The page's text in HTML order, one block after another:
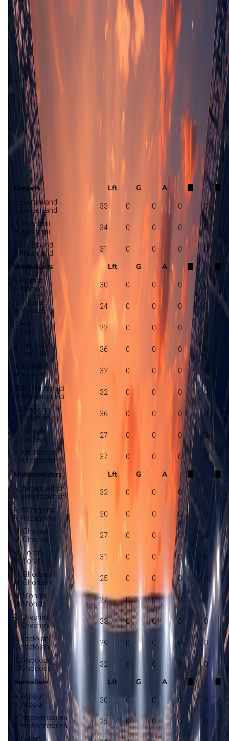
Opstelling nog niet bekend
Mali
Iran
Keepers Lft G A
A. Beiranvand
A. Beiranvand
33 0 0 0 0
H. Hosseini
H. Hosseini
34 0 0 0 0
P. Niazmand
P. Niazmand
31 0 0 0 0
Verdedigers Lft G A
A. Nemati
A. Nemati
30 0 0 0 0
A. Yousefi
A. Yousefi
24 0 0 0 0
D. Eiri
D. Eiri
22 0 0 0 0
E. Haji Safi
E. Haji Safi
36 0 0 0 0
H. Kanaani
H. Kanaani
32 0 0 0 0
M. Mohammadi
M. Mohammadi
32 0 0 0 0
R. Rezaeian
R. Rezaeian
36 0 0 0 0
S. Hardani
S. Hardani
27 0 0 0 0
S. Khalilzadeh
S. Khalilzadeh
37 0 0 0 0
Middenvelders Lft G A
A. Jahanbakhsh
A. Jahanbakhsh
32 0 0 0 0
A. Razaghinia
A. Razaghinia
20 0 0 0 0
M. Ghayedi
M. Ghayedi
27 0 0 0 0
M. Torabi
M. Torabi
31 0 0 0 0
M. Ghorbani
M. Ghorbani
25 0 0 0 0
M. Mohebi
M. Mohebi
27 0 0 0 0
R. Cheshmi
R. Cheshmi
33 0 0 0 0
S. Ezatolahi
S. Ezatolahi
29 0 0 0 0
S. Ghoddos
S. Ghoddos
32 0 0 0 0
Aanvallers Lft G A
A. Alipour
A. Alipour
30 0 0 0 0
A. Hosseinzadeh
A. Hosseinzadeh
25 0 0 0 0
D. Eckert